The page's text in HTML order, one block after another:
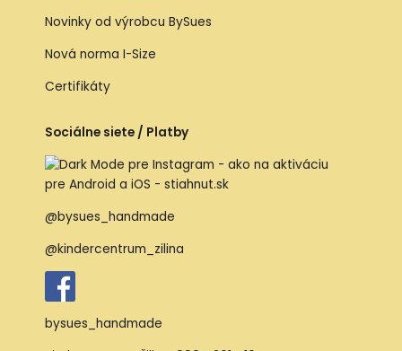
Novinky od výrobcu BySues
Nová norma I-Size
Certifikáty
Sociálne siete / Platby
@bysues_handmade
@kindercentrum_zilina
bysues_handmade